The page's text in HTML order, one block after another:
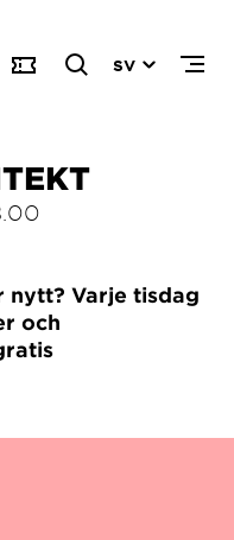
SV
nytt? Varje tisdag
och